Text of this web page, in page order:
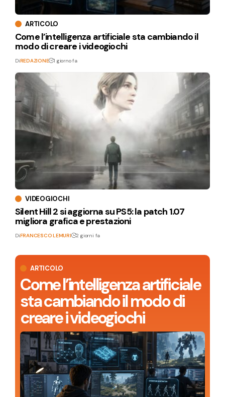
ARTICOLO
Come l’intelligenza artificiale
sta cambiando il modo di
creare i videogiochi
ARTICOLO
Come l’intelligenza artificiale sta cambiando il
modo di creare i videogiochi
DiREDAZIONE 1 giorno fa
VIDEOGIOCHI
Silent Hill 2 si aggiorna su PS5: la patch 1.07
migliora grafica e prestazioni
DiFRANCESCO LEMURI 2 giorni fa